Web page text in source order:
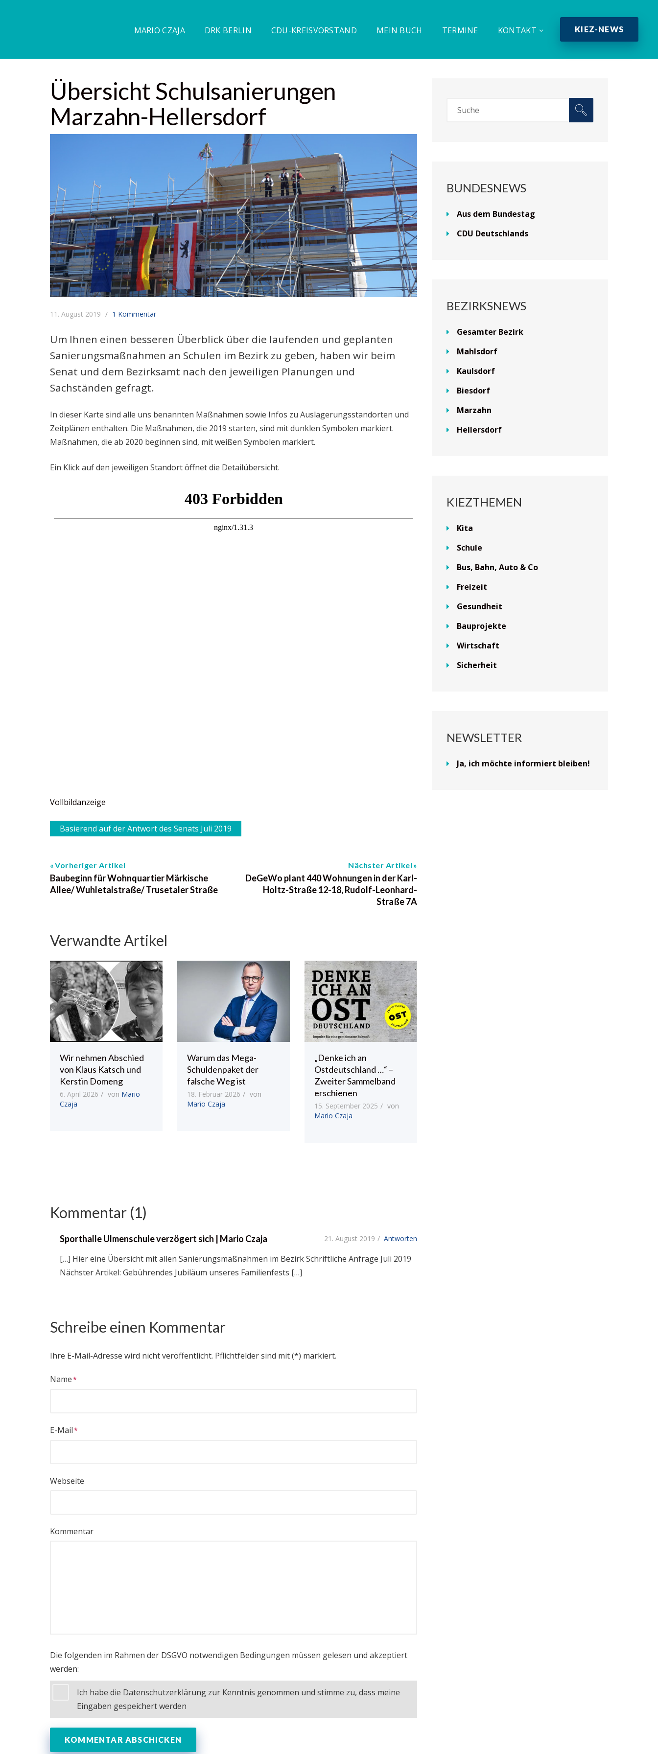
MARIO CZAJA DRK BERLIN CDU-KREISVORSTAND MEIN BUCH TERMINE KONTAKT KIEZ-NEWS
Übersicht Schulsanierungen
Marzahn-Hellersdorf
11. August 2019 1 Kommentar
Um Ihnen einen besseren Überblick über die laufenden und geplanten
Sanierungsmaßnahmen an Schulen im Bezirk zu geben, haben wir beim
Senat und dem Bezirksamt nach den jeweiligen Planungen und
Sachständen gefragt.
In dieser Karte sind alle uns benannten Maßnahmen sowie Infos zu Auslagerungsstandorten und
Zeitplänen enthalten. Die Maßnahmen, die 2019 starten, sind mit dunklen Symbolen markiert.
Maßnahmen, die ab 2020 beginnen sind, mit weißen Symbolen markiert.
Ein Klick auf den jeweiligen Standort öffnet die Detailübersicht.
Vollbildanzeige
Basierend auf der Antwort des Senats Juli 2019
Vorheriger Artikel
Baubeginn für Wohnquartier Märkische
Allee/ Wuhletalstraße/ Trusetaler Straße
Nächster Artikel
DeGeWo plant 440 Wohnungen in der Karl-
Holtz-Straße 12-18, Rudolf-Leonhard-
Straße 7A
Verwandte Artikel
Wir nehmen Abschied
von Klaus Katsch und
Kerstin Domeng
6. April 2026 von Mario
Czaja
Warum das Mega-
Schuldenpaket der
falsche Weg ist
18. Februar 2026
von
Mario Czaja
„Denke ich an
Ostdeutschland …“ –
Zweiter Sammelband
erschienen
15. September 2025
von
Mario Czaja
Kommentar (1)
Sporthalle Ulmenschule verzögert sich | Mario Czaja 21. August 2019 Antworten
[…] Hier eine Übersicht mit allen Sanierungsmaßnahmen im Bezirk Schriftliche Anfrage Juli 2019
Nächster Artikel: Gebührendes Jubiläum unseres Familienfests […]
Schreibe einen Kommentar
Ihre E-Mail-Adresse wird nicht veröffentlicht. Pflichtfelder sind mit (*) markiert.
Name
E-Mail
Webseite
Kommentar
Die folgenden im Rahmen der DSGVO notwendigen Bedingungen müssen gelesen und akzeptiert
werden:
Ich habe die Datenschutzerklärung zur Kenntnis genommen und stimme zu, dass meine
Eingaben gespeichert werden
BUNDESNEWS
Aus dem Bundestag
CDU Deutschlands
BEZIRKSNEWS
Gesamter Bezirk
Mahlsdorf
Kaulsdorf
Biesdorf
Marzahn
Hellersdorf
KIEZTHEMEN
Kita
Schule
Bus, Bahn, Auto & Co
Freizeit
Gesundheit
Bauprojekte
Wirtschaft
Sicherheit
NEWSLETTER
Ja, ich möchte informiert bleiben!